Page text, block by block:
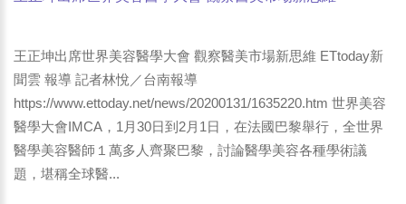
王正坤出席世界美容醫學大會 觀察醫美市場新思維 ETtoday新
聞雲 報導 記者林悅／台南報導
https://www.ettoday.net/news/20200131/1635220.htm 世界美容
醫學大會IMCA，1月30日到2月1日，在法國巴黎舉行，全世界
醫學美容醫師１萬多人齊聚巴黎，討論醫學美容各種學術議
題，堪稱全球醫...